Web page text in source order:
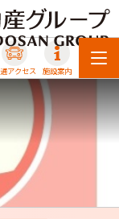
アクセス 施設案内